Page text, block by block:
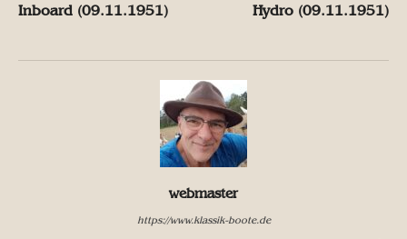
Inboard (09.11.1951)
Hydro (09.11.1951)
webmaster
https://www.klassik-boote.de